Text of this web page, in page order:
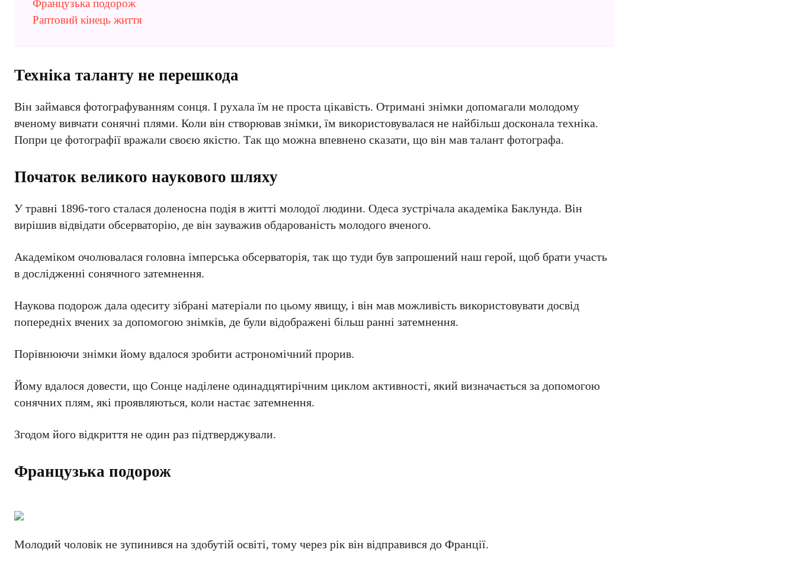
Французька подорож
Раптовий кінець життя
Техніка таланту не перешкода
Він займався фотографуванням сонця. І рухала їм не проста цікавість. Отримані знімки допомагали молодому
вченому вивчати сонячні плями. Коли він створював знімки, їм використовувалася не найбільш досконала техніка.
Попри це фотографії вражали своєю якістю. Так що можна впевнено сказати, що він мав талант фотографа.
Початок великого наукового шляху
У травні 1896-того сталася доленосна подія в житті молодої людини. Одеса зустрічала академіка Баклунда. Він
вирішив відвідати обсерваторію, де він зауважив обдарованість молодого вченого.
Академіком очолювалася головна імперська обсерваторія, так що туди був запрошений наш герой, щоб брати участь
в дослідженні сонячного затемнення.
Наукова подорож дала одеситу зібрані матеріали по цьому явищу, і він мав можливість використовувати досвід
попередніх вчених за допомогою знімків, де були відображені більш ранні затемнення.
Порівнюючи знімки йому вдалося зробити астрономічний прорив.
Йому вдалося довести, що Сонце наділене одинадцятирічним циклом активності, який визначається за допомогою
сонячних плям, які проявляються, коли настає затемнення.
Згодом його відкриття не один раз підтверджували.
Французька подорож
Молодий чоловік не зупинився на здобутій освіті, тому через рік він відправився до Франції.